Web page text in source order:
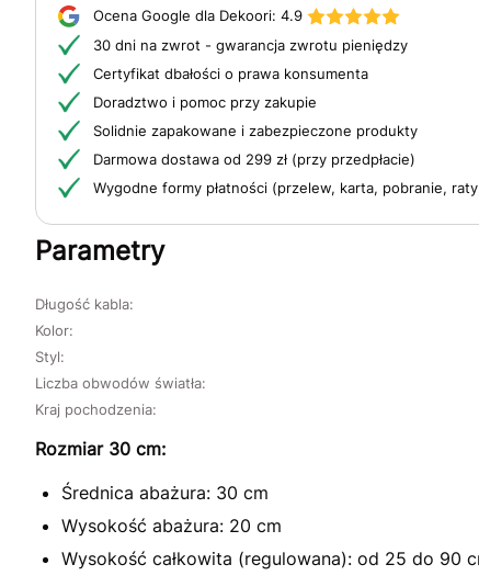
Ocena Google dla Dekoori: 4.9
30 dni na zwrot - gwarancja zwrotu pieniędzy
Certyfikat dbałości o prawa konsumenta
Doradztwo i pomoc przy zakupie
Solidnie zapakowane i zabezpieczone produkty
Darmowa dostawa od 299 zł (przy przedpłacie)
Wygodne formy płatności (przelew, karta, pobranie,
Parametry
Kolor:
Styl:
Kraj pochodzenia:
Liczba obwodów światła:
Długość kabla:
Rozmiar 30 cm:
Średnica abażura: 30 cm
Wysokość abażura: 20 cm
Wysokość całkowita (regulowana): od 25 do 90